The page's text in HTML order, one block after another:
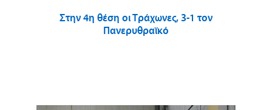
Στην 4η θέση οι Τράχωνες, 3-1 τον
Πανερυθραϊκό